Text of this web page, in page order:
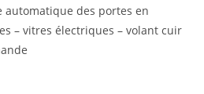
des portes en
– vitres électriques – volant cuir